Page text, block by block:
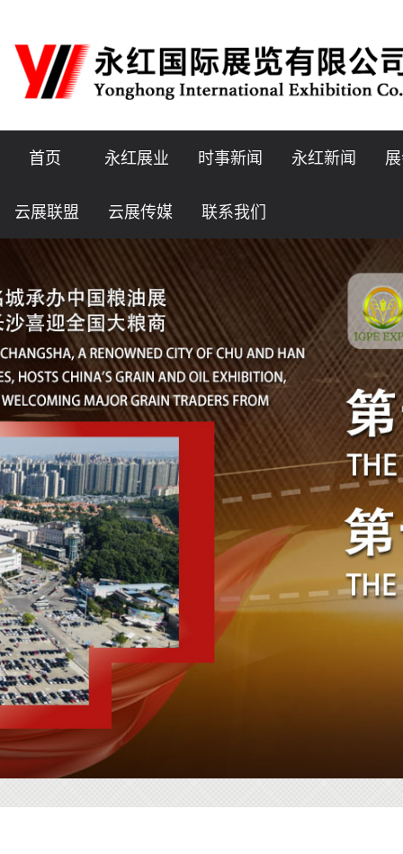
首页 永红展业 时事新闻 永红新闻
云展联盟 云展传媒 联系我们